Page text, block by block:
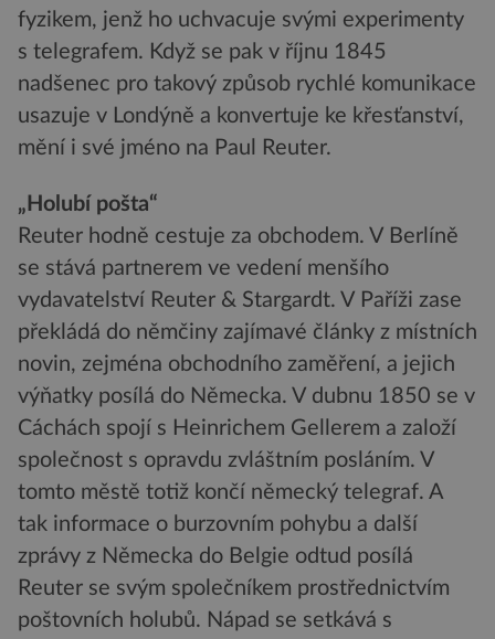
fyzikem, jenž ho uchvacuje svými experimenty
s telegrafem. Když se pak v říjnu 1845
nadšenec pro takový způsob rychlé komunikace
usazuje v Londýně a konvertuje ke křesťanství,
mění i své jméno na Paul Reuter.
„Holubí pošta“
Reuter hodně cestuje za obchodem. V Berlíně
se stává partnerem ve vedení menšího
vydavatelství Reuter & Stargardt. V Paříži zase
překládá do němčiny zajímavé články z místních
novin, zejména obchodního zaměření, a jejich
výňatky posílá do Německa. V dubnu 1850 se v
Cáchách spojí s Heinrichem Gellerem a založí
společnost s opravdu zvláštním posláním. V
tomto městě totiž končí německý telegraf. A
tak informace o burzovním pohybu a další
zprávy z Německa do Belgie odtud posílá
Reuter se svým společníkem prostřednictvím
poštovních holubů. Nápad se setkává s